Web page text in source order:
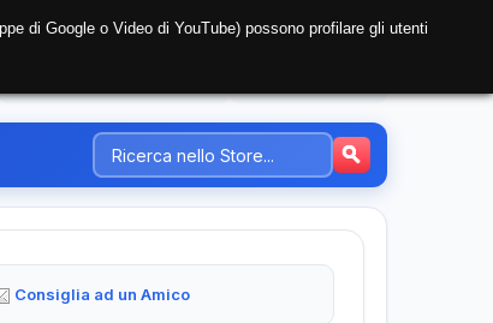
Consiglia ad un Amico
di Google o Video di YouTube) possono profilare gli utenti